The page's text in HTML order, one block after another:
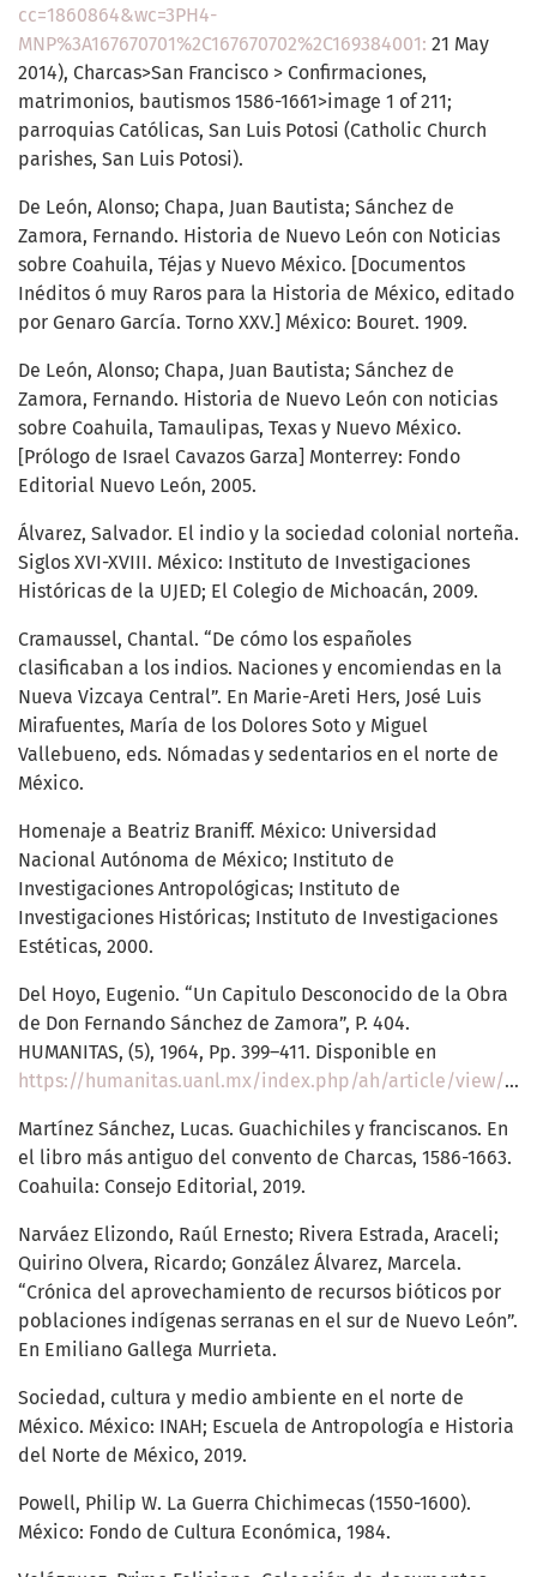
cc=1860864&wc=3PH4-
MNP%3A167670701%2C167670702%2C169384001: 21 May
2014), Charcas>San Francisco > Confirmaciones,
matrimonios, bautismos 1586-1661>image 1 of 211;
parroquias Católicas, San Luis Potosi (Catholic Church
parishes, San Luis Potosi).
De León, Alonso; Chapa, Juan Bautista; Sánchez de
Zamora, Fernando. Historia de Nuevo León con Noticias
sobre Coahuila, Téjas y Nuevo México. [Documentos
Inéditos ó muy Raros para la Historia de México, editado
por Genaro García. Torno XXV.] México: Bouret. 1909.
De León, Alonso; Chapa, Juan Bautista; Sánchez de
Zamora, Fernando. Historia de Nuevo León con noticias
sobre Coahuila, Tamaulipas, Texas y Nuevo México.
[Prólogo de Israel Cavazos Garza] Monterrey: Fondo
Editorial Nuevo León, 2005.
Álvarez, Salvador. El indio y la sociedad colonial norteña.
Siglos XVI-XVIII. México: Instituto de Investigaciones
Históricas de la UJED; El Colegio de Michoacán, 2009.
Cramaussel, Chantal. “De cómo los españoles
clasificaban a los indios. Naciones y encomiendas en la
Nueva Vizcaya Central”. En Marie-Areti Hers, José Luis
Mirafuentes, María de los Dolores Soto y Miguel
Vallebueno, eds. Nómadas y sedentarios en el norte de
México.
Homenaje a Beatriz Braniff. México: Universidad
Nacional Autónoma de México; Instituto de
Investigaciones Antropológicas; Instituto de
Investigaciones Históricas; Instituto de Investigaciones
Estéticas, 2000.
Del Hoyo, Eugenio. “Un Capitulo Desconocido de la Obra
de Don Fernando Sánchez de Zamora”, P. 404.
HUMANITAS, (5), 1964, Pp. 399–411. Disponible en
https://humanitas.uanl.mx/index.php/ah/article/view/530
Martínez Sánchez, Lucas. Guachichiles y franciscanos. En
el libro más antiguo del convento de Charcas, 1586-1663.
Coahuila: Consejo Editorial, 2019.
Narváez Elizondo, Raúl Ernesto; Rivera Estrada, Araceli;
Quirino Olvera, Ricardo; González Álvarez, Marcela.
“Crónica del aprovechamiento de recursos bióticos por
poblaciones indígenas serranas en el sur de Nuevo León”.
En Emiliano Gallega Murrieta.
Sociedad, cultura y medio ambiente en el norte de
México. México: INAH; Escuela de Antropología e Historia
del Norte de México, 2019.
Powell, Philip W. La Guerra Chichimecas (1550-1600).
México: Fondo de Cultura Económica, 1984.